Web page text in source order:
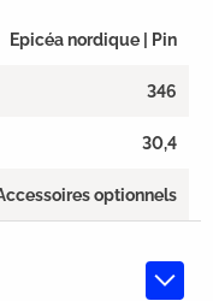
Epicéa nordique | Pin
346
30,4
optionnels